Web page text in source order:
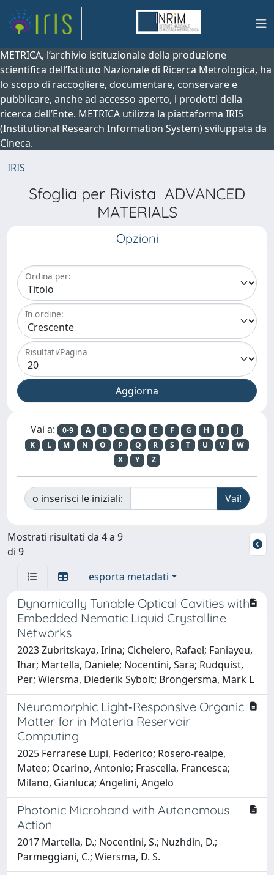
METRICA, l’archivio istituzionale della produzione
scientifica dell’Istituto Nazionale di Ricerca Metrologica, ha
lo scopo di raccogliere, documentare, conservare e
pubblicare, anche ad accesso aperto, i prodotti della
ricerca dell’Ente. METRICA utilizza la piattaforma IRIS
(Institutional Research Information System) sviluppata da
Cineca.
IRIS
Sfoglia per Rivista ADVANCED
MATERIALS
Opzioni
Ordina per:
In ordine:
Risultati/Pagina
Vai a: 0-9 A B C D E F G H I
J
K
L M N O P Q R S T U V
W
X
Y Z
o inserisci le iniziali:
Mostrati risultati da 4 a 9
di 9
esporta metadati
Dynamically Tunable Optical Cavities with
Embedded Nematic Liquid Crystalline
Networks
2023 Zubritskaya, Irina; Cichelero, Rafael; Faniayeu,
Ihar; Martella, Daniele; Nocentini, Sara; Rudquist,
Per; Wiersma, Diederik Sybolt; Brongersma, Mark L
Neuromorphic Light‐Responsive Organic
Matter for in Materia Reservoir
Computing
2025 Ferrarese Lupi, Federico; Rosero‐realpe,
Mateo; Ocarino, Antonio; Frascella, Francesca;
Milano, Gianluca; Angelini, Angelo
Photonic Microhand with Autonomous
Action
2017 Martella, D.; Nocentini, S.; Nuzhdin, D.;
Parmeggiani, C.; Wiersma, D. S.